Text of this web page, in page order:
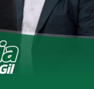
Toninho
para acompanhar
por meio de seu
obras de
estão sendo